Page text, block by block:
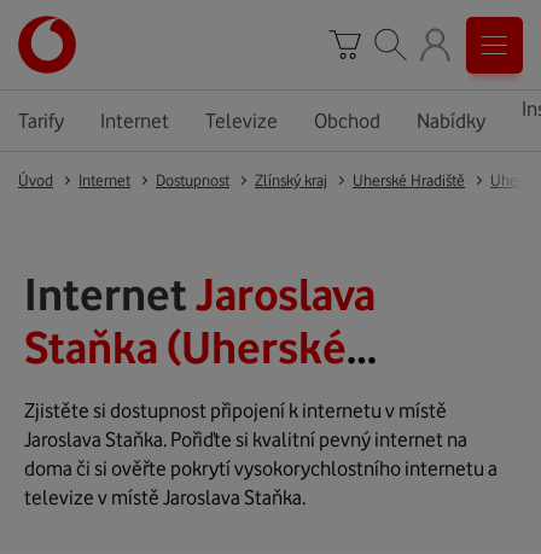
Tarify Internet Televize Obchod Nabídky
Úvod Internet Dostupnost Zlínský kraj Uherské Hradiště
InternetJaroslava
Staňka (Uherské
Hradiště)
Zjistěte si dostupnost připojení k internetu v místě
Jaroslava Staňka. Pořiďte si kvalitní pevný internet na
doma či si ověřte pokrytí vysokorychlostního internetu a
televize v místě Jaroslava Staňka.